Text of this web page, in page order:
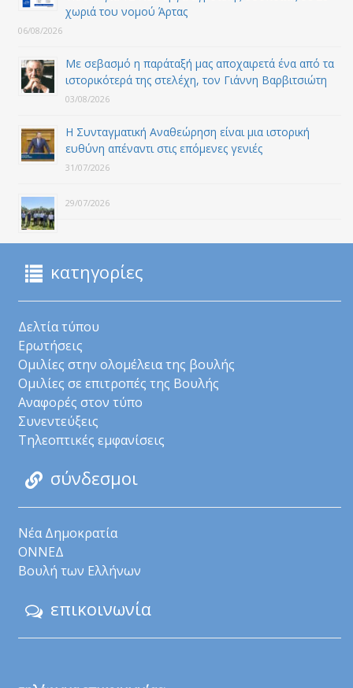
χωριά του νομού Άρτας
06/08/2026
Με σεβασμό η παράταξή μας αποχαιρετά ένα από τα
ιστορικότερά της στελέχη, τον Γιάννη Βαρβιτσιώτη
03/08/2026
Η Συνταγματική Αναθεώρηση είναι μια ιστορική
ευθύνη απέναντι στις επόμενες γενιές
31/07/2026
29/07/2026
κατηγορίες
Δελτία τύπου
Ερωτήσεις
Ομιλίες στην ολομέλεια της βουλής
Ομιλίες σε επιτροπές της Βουλής
Αναφορές στον τύπο
Συνεντεύξεις
Τηλεοπτικές εμφανίσεις
σύνδεσμοι
Νέα Δημοκρατία
ΟΝΝΕΔ
Βουλή των Ελλήνων
επικοινωνία